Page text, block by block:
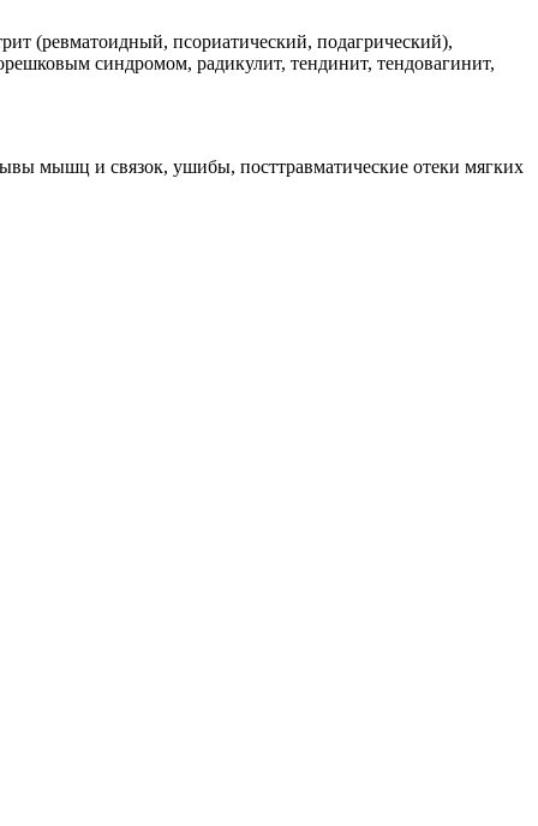
(ревматоидный, псориатический, подагрический),
синдромом, радикулит, тендинит, тендовагинит,
мышц и связок, ушибы, посттравматические отеки мягких